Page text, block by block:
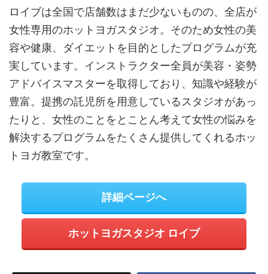
ロイブは全国で店舗数はまだ少ないものの、全店が
女性専用のホットヨガスタジオ。そのため女性の美
容や健康、ダイエットを目的としたプログラムが充
実しています。インストラクター全員が美容・姿勢
アドバイスマスターを取得しており、知識や経験が
豊富。提携の託児所を用意しているスタジオがあっ
たりと、女性のことをとことん考えて女性の悩みを
解決するプログラムをたくさん提供してくれるホッ
トヨガ教室です。
詳細ページへ
ホットヨガスタジオ ロイブ